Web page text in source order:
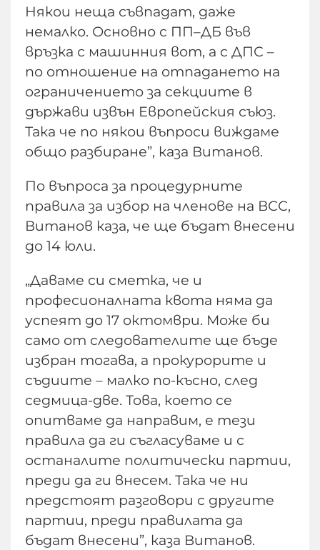
Някои неща съвпадат, даже
немалко. Основно с ПП–ДБ във
връзка с машинния вот, а с ДПС –
по отношение на отпадането на
ограничението за секциите в
държави извън Европейския съюз.
Така че по някои въпроси виждаме
общо разбиране”, каза Витанов.
По въпроса за процедурните
правила за избор на членове на ВСС,
Витанов каза, че ще бъдат внесени
до 14 юли.
„Даваме си сметка, че и
професионалната квота няма да
успеят до 17 октомври. Може би
само от следователите ще бъде
избран тогава, а прокурорите и
съдиите – малко по-късно, след
седмица-две. Това, което се
опитваме да направим, е тези
правила да ги съгласуваме и с
останалите политически партии,
преди да ги внесем. Така че ни
предстоят разговори с другите
партии, преди правилата да
бъдат внесени”, каза Витанов.